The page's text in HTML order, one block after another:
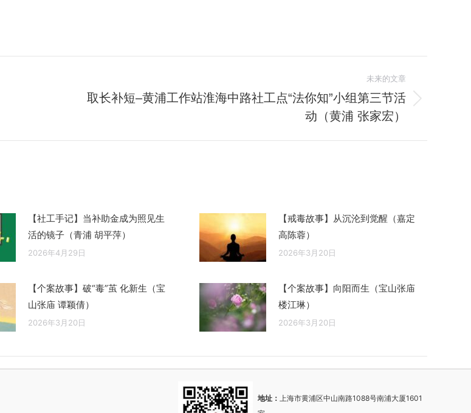
未来的文章
的
取长补短–黄浦工作站淮海中路社工点“法你知”小组第三节活
动（黄浦 张家宏）
【社工手记】当补助金成为照见生
活的镜子（青浦 胡平萍）
2026年4月29日
【戒毒故事】从沉沦到觉醒（嘉定
高陈蓉）
2026年3月20日
【个案故事】破“毒”茧 化新生（宝
山张庙 谭颖倩）
2026年3月20日
【个案故事】向阳而生（宝山张庙
楼江琳）
2026年3月20日
地址：上海市黄浦区中山南路1088号南浦大厦1601